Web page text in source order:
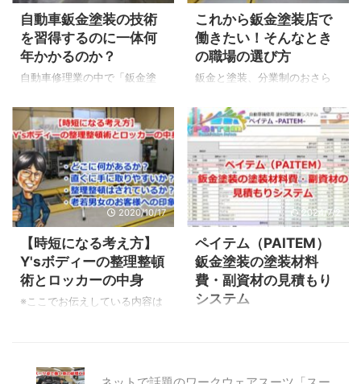
で修理されるのか？ 職人と言
われている鈑金塗装の仕事っ
て？ これから鈑金塗装の仕事
をしてみたい！ 少しでも鈑金
塗装のスゴさや魅力を感じて
では行ってみましょう！ 鈑金
塗装の仕事とは？ 【鈑金塗装
の仕事を簡単に説明】 車をぶ
つけたり、ぶつ ...
もご覧頂けます。 また
Facebookライブ中に
Facebookからコメントも出来
ます。 毎回長時間に渡り盛り
で8時間オーバー、年末は朝ま
で徹夜Zoom忘年会もやりまし
た。 毎回行っているZoom懇
親会は録画版で見れます。 今
...
自動車鈑金塗装の技術
を習得するのに一体何
年かかるのか？
自動車修理業の中で「鈑金塗
これは事故でぶつけたり、ぶ
つけられたりして損傷を負っ
た車のフレームや外装を修理
する業種のことを言います。
また良く耳にするのがキズへ
こみの修理、そして車の全塗
装なども鈑金塗装店が行いま
す。 僕が言われた鈑金塗装で
一人前になる年数は？ ▼こち
らの記事の冒頭で書いている
ように一人前になるには約10
年かかると言われました。 ※一
の工程がある 一人前になるの
これから鈑金塗装店で
働きたい！そんなとき
の職場の選び方
鈑金と塗装、分業制のおさら
業してるの？っと知らなかっ
たあなたはこちらの記事をチ
ェック！ 鈑金塗装をやりたく
なったチェックポイント！
色々な思いを経て鈑金塗装業
をやってみよう！っと思うは
ず。 車が好き カスタムが好き
鈑金塗装をやってる先輩がか
っこいい 親が鈑金塗装業をや
っている SNSでたまたま見た
投稿が刺激的だった きっかけ
は何でも良いと思います。 や
2020/10/17
【時短になる考え方】
Y'sボディーの整理整頓
術とロッカーの中身
※ここでお伝えしている内容は
短縮の考え方】 「整理整頓は
2024/7/2
ペイテム（PAITEM）
鈑金塗装の塗装材料
費・副資材の見積もり
システム